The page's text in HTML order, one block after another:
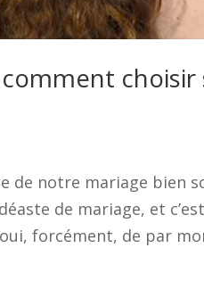
de notre mariage bien
de mariage, et
forcément, de par